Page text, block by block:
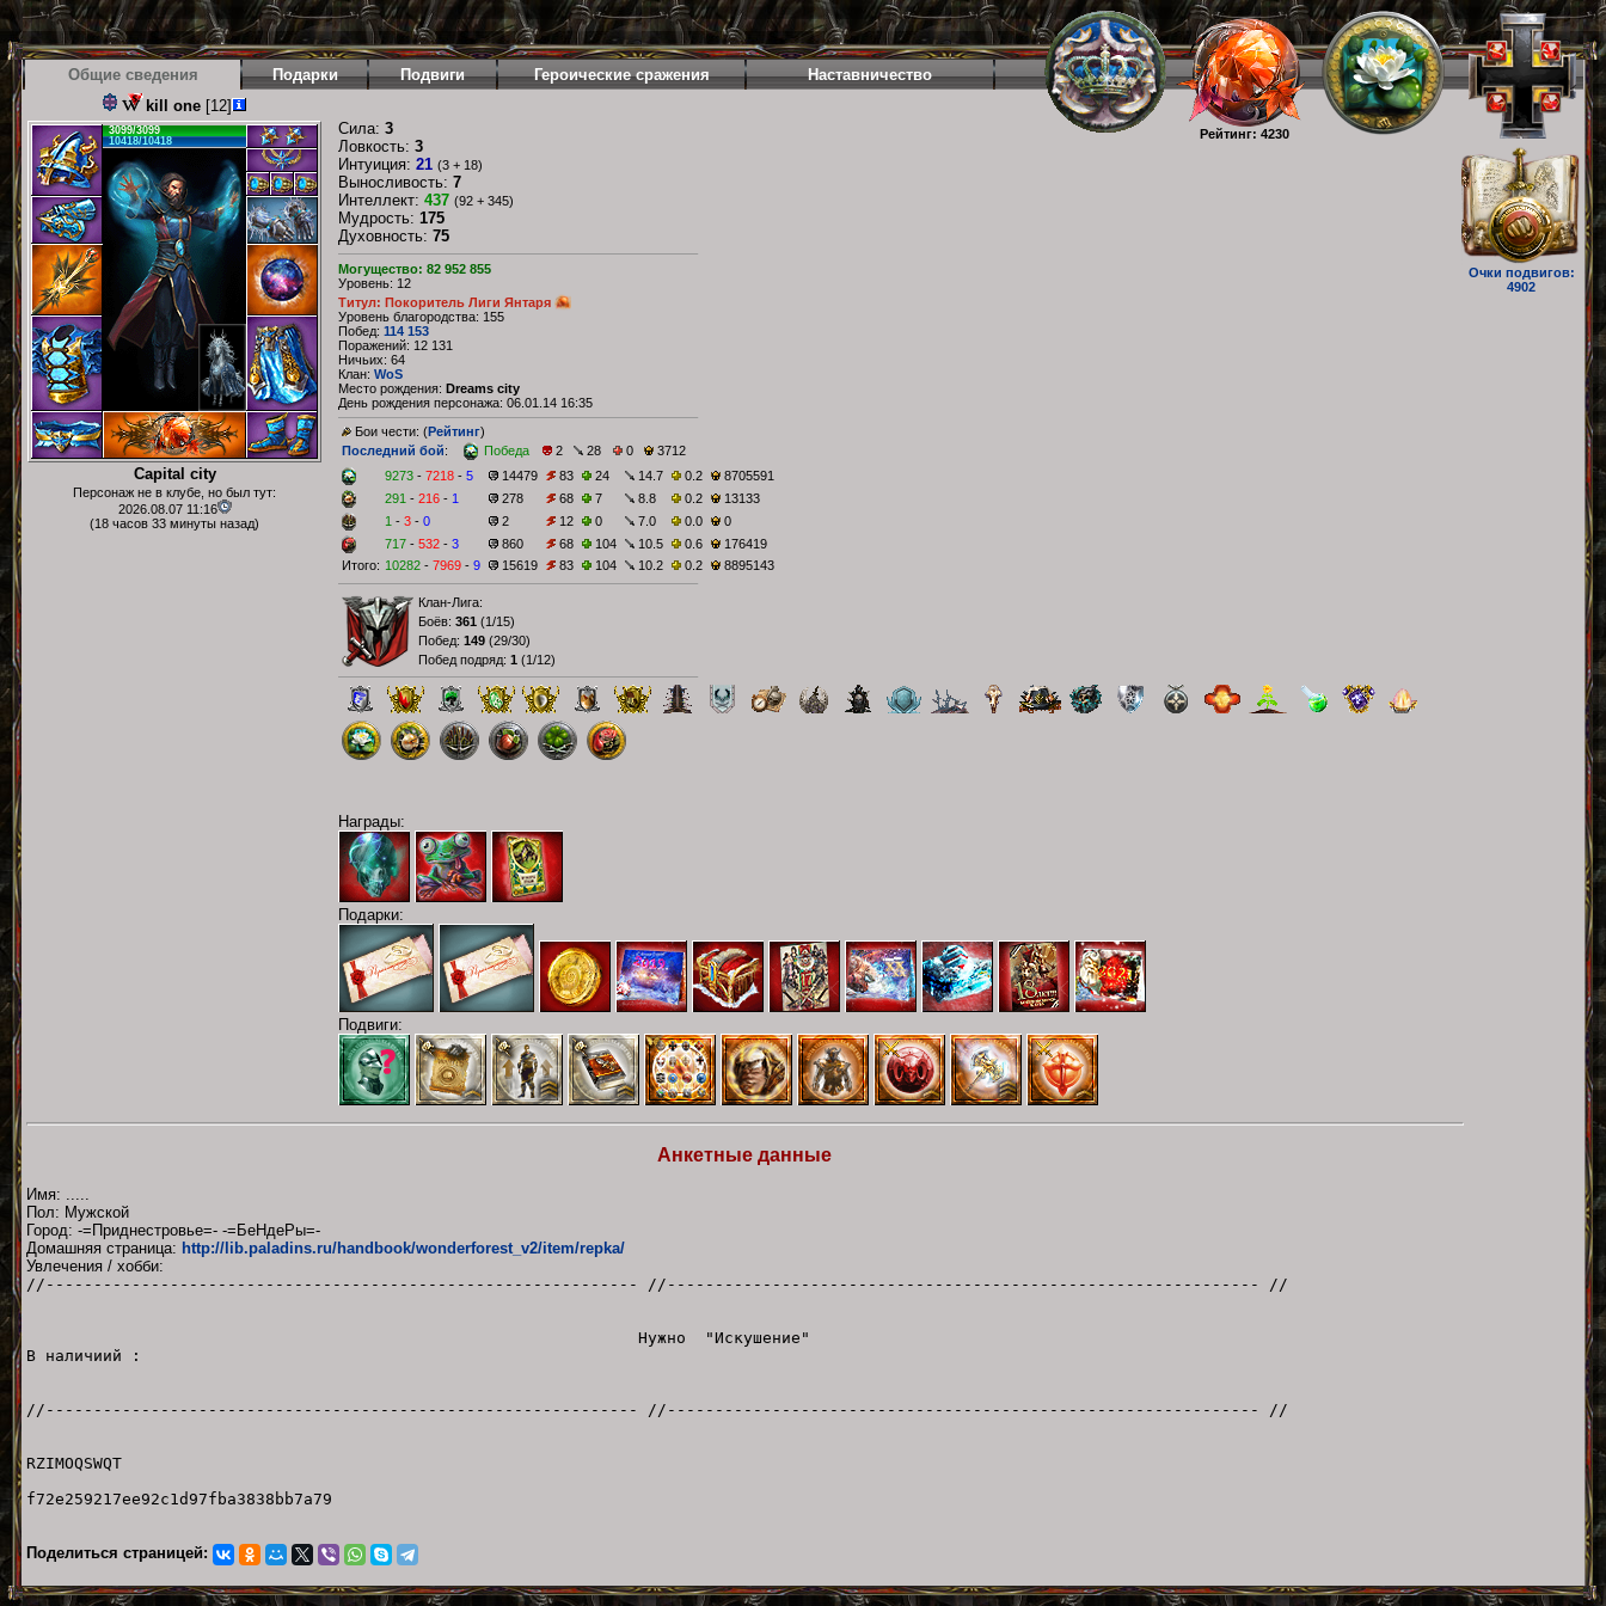
Рейтинг: 4230
Очки подвигов:
4902
Общие сведения Подарки Подвиги Героические сражения
Наставничество
kill one [12]
3099/3099
10418/10418
Capital city
Персонаж не в клубе, но был тут:
2026.08.07 11:16
(18 часов 33 минуты назад)
Сила: 3
Ловкость: 3
Интуиция: 21 (3 + 18)
Выносливость: 7
Интеллект: 437 (92 + 345)
Мудрость: 175
Духовность: 75
Могущество: 82 952 855
Уровень: 12
Титул: Покоритель Лиги Янтаря
Уровень благородства: 155
Побед: 114 153
Поражений: 12 131
Ничьих: 64
Клан: WoS
Место рождения: Dreams city
День рождения персонажа: 06.01.14 16:35
Бои чести: (Рейтинг)
Последний бой: Победа 2 28 0
3712
9273 - 7218 - 5 14479 83 24 14.7 0.2
8705591
291 - 216 - 1 278 68 7 8.8 0.2
13133
1 - 3 - 0 2 12 0 7.0 0.0
0
717 - 532 - 3 860 68 104 10.5 0.6
176419
Итого: 10282 - 7969 - 9 15619 83 104 10.2 0.2 8895143
Клан-Лига:
Боёв: 361 (1/15)
Побед: 149 (29/30)
Побед подряд: 1 (1/12)
Награды:
Подарки:
Подвиги:
Анкетные данные
Имя: .....
Пол: Мужской
Город: -=Приднестровье=- -=БеНдеРы=-
Домашняя страница: http://lib.paladins.ru/handbook/wonderforest_v2/item/repka/
Увлечения / хобби:
//-------------------------------------------------------------- //-------------------------------------------------------------- //
Нужно "Искушение"
В наличиий :
//-------------------------------------------------------------- //-------------------------------------------------------------- //
RZIMOQSWQT
f72e259217ee92c1d97fba3838bb7a79
Поделиться страницей: